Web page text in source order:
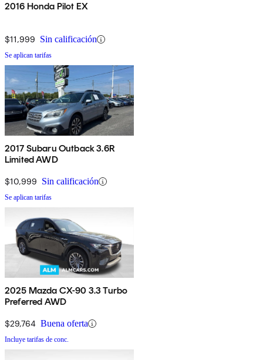
2016 Honda Pilot EX
$11,999 Sin calificación
Se aplican tarifas
2017 Subaru Outback 3.6R
Limited AWD
$10,999 Sin calificación
Se aplican tarifas
2025 Mazda CX-90 3.3 Turbo
Preferred AWD
$29,764 Buena oferta
Incluye tarifas de conc.